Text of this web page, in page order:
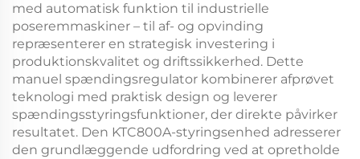
med automatisk funktion til industrielle
poseremmaskiner – til af- og opvinding
repræsenterer en strategisk investering i
produktionskvalitet og driftssikkerhed. Dette
manuel spændingsregulator kombinerer afprøvet
teknologi med praktisk design og leverer
spændingsstyringsfunktioner, der direkte påvirker
resultatet. Den KTC800A-styringsenhed adresserer
den grundlæggende udfordring ved at opretholde